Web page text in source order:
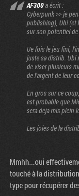
AF300a écrit :
Cyberpunk >> je
publishing), Ubi (et
sur son potentiel de
Ue fois le jeu fini,
juste sa distrib. Ubi
de viser plusieurs
de l'argent de leur
En gros sur ce
est probable que
sera deja mis plein
Les joies de la
Mmhh...oui
touché à la
type pour récupérer